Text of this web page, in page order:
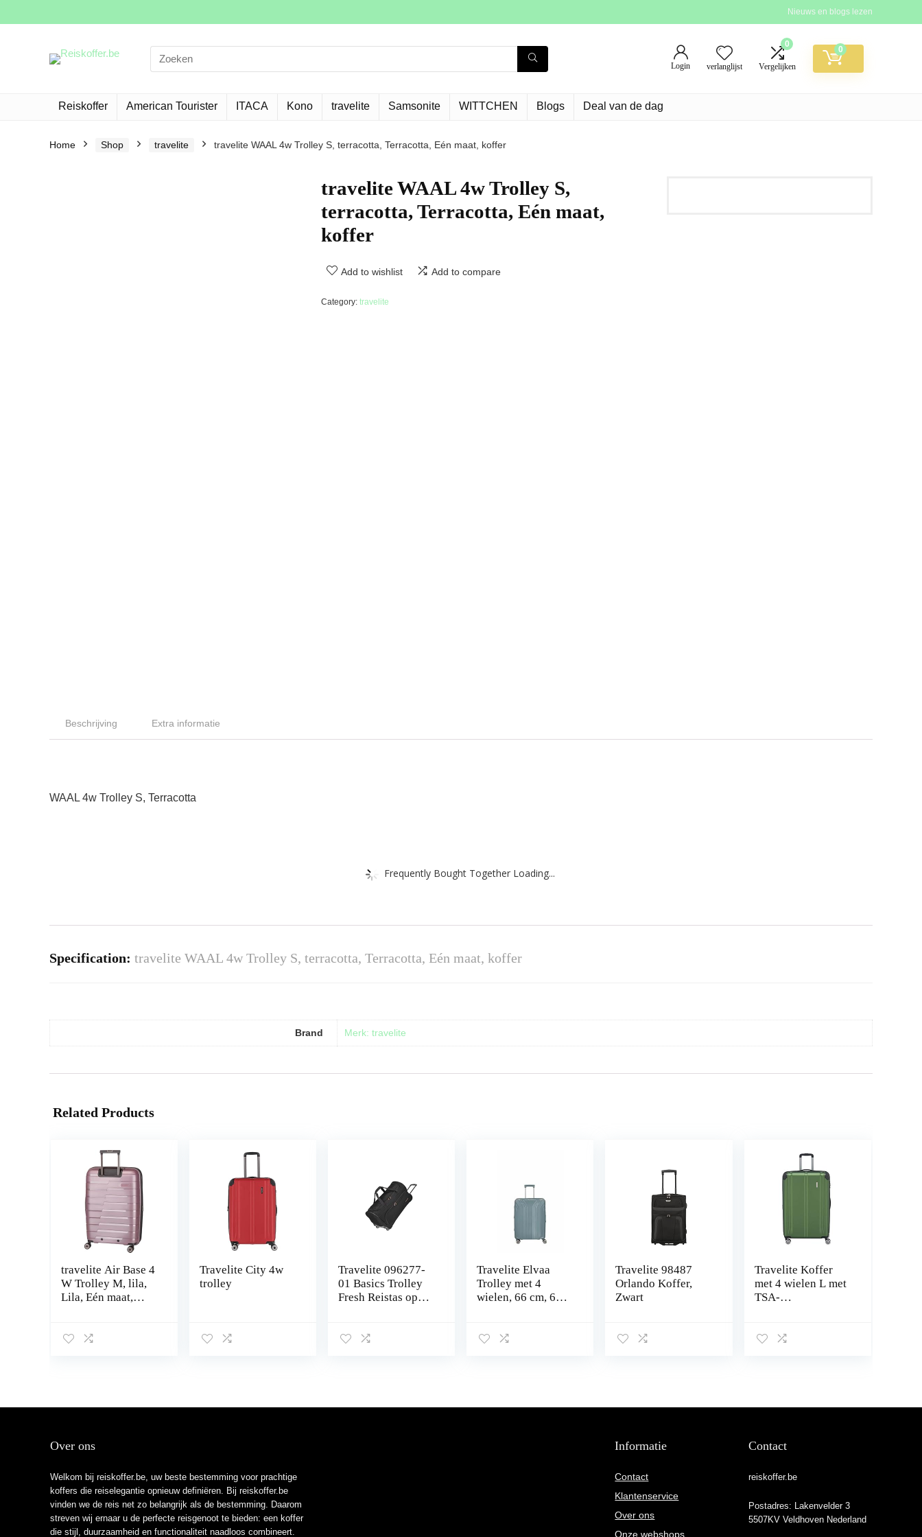
Nieuws en blogs lezen
Search
for:
Login verlanglijst
0
Vergelijken
0
Reiskoffer American Tourister ITACA Kono travelite Samsonite WITTCHEN Blogs Deal van de dag
Home Shop travelite travelite WAAL 4w Trolley S, terracotta, Terracotta, Eén maat, koffer
travelite WAAL 4w Trolley S,
terracotta, Terracotta, Eén maat,
koffer
Add to wishlist Add to compare
Category: travelite
Beschrijving Extra informatie
WAAL 4w Trolley S, Terracotta
Frequently Bought Together Loading...
Specification: travelite WAAL 4w Trolley S, terracotta, Terracotta, Eén maat, koffer
Brand Merk: travelite
Related Products
travelite Air Base 4
W Trolley M, lila,
Lila, Eén maat,
Travelite City 4w
trolley
Travelite 096277-
01 Basics Trolley
Fresh Reistas op
Travelite Elvaa
Trolley met 4
wielen, 66 cm, 66
blauw, 66 cm
Travelite 98487
Orlando Koffer,
Zwart
Travelite Koffer
met 4 wielen L met
TSA-
CITY: robuuste
(uitbreidbaar tot
Over ons
Welkom bij reiskoffer.be, uw beste bestemming voor prachtige
koffers die reiselegantie opnieuw definiëren. Bij reiskoffer.be
vinden we de reis net zo belangrijk als de bestemming. Daarom
streven wij ernaar u de perfecte reisgenoot te bieden: een koffer
die stijl, duurzaamheid en functionaliteit naadloos combineert.
Informatie
Contact
Klantenservice
Over ons
Onze webshops
Contact
reiskoffer.be
Postadres: Lakenvelder 3
5507KV Veldhoven Nederland